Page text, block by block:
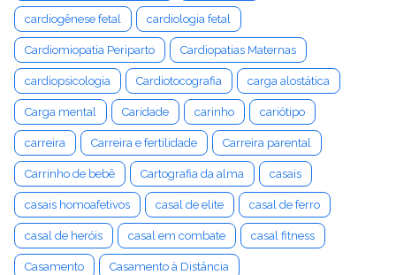
cardiogênese fetal cardiologia fetal
Cardiomiopatia Periparto Cardiopatias Maternas
cardiopsicologia Cardiotocografia carga alostática
Carga mental Caridade carinho cariótipo
carreira Carreira e fertilidade Carreira parental
Carrinho de bebê Cartografia da alma casais
casais homoafetivos casal de elite casal de ferro
casal de heróis casal em combate casal fitness
Casamento Casamento à Distância